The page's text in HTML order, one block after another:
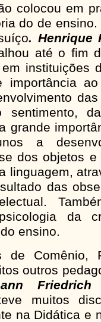
em
do de
. Henrique
até o fim
instituições
importância
sentimento,
grande
a
dos objetos
linguagem,
das
da
ensino.
outros
Friedrich
muitos
na Didática e